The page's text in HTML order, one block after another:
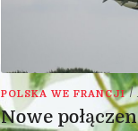
POLSKA WE FRANCJI/
Nowe